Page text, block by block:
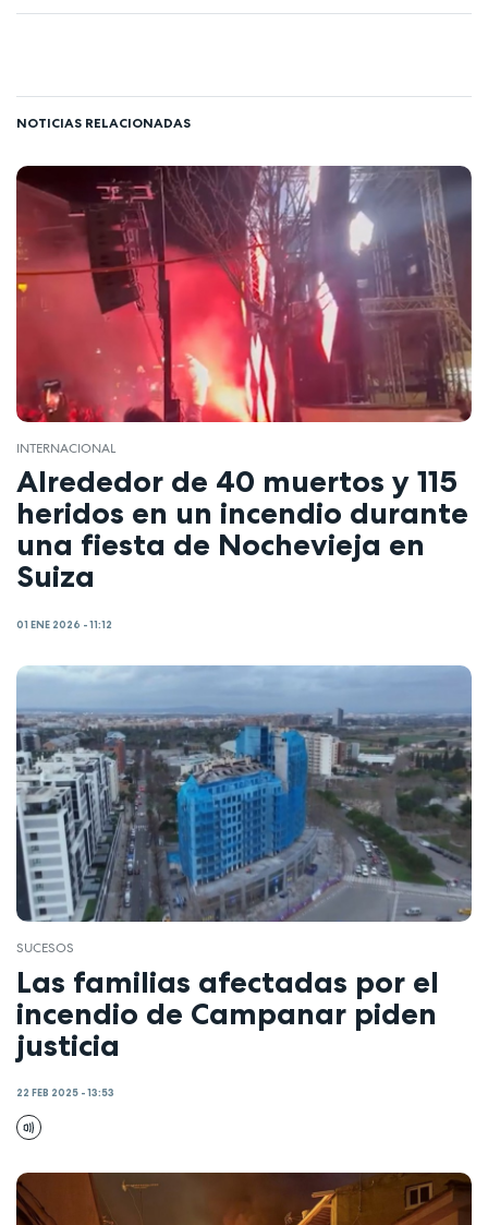
NOTICIAS RELACIONADAS
INTERNACIONAL
Alrededor de 40 muertos y 115
heridos en un incendio durante
una fiesta de Nochevieja en
Suiza
01 ENE 2026 - 11:12
SUCESOS
Las familias afectadas por el
incendio de Campanar piden
justicia
22 FEB 2025 - 13:53